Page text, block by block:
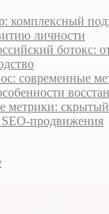
комплексный
личности
ботокс:
современные
метрики: скрытый
продвижения